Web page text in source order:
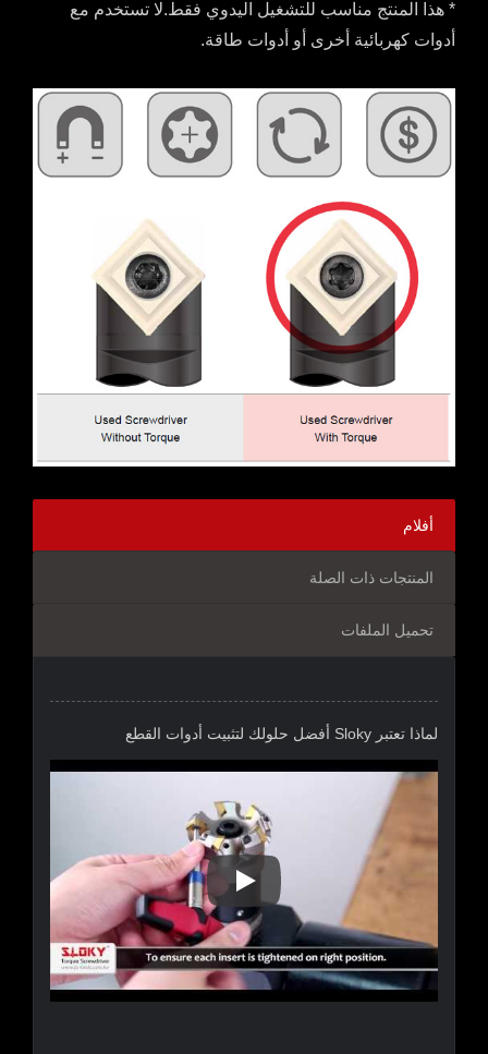
* هذا المنتج مناسب للتشغيل اليدوي فقط.لا تستخدم مع
أدوات كهربائية أخرى أو أدوات طاقة.
أفلام
المنتجات ذات الصلة
تحميل الملفات
لماذا تعتبر Sloky أفضل حلولك لتثبيت أدوات القطع
لماذا تعتبر Sloky أفضل حلولك لتثبيت أدوات القطع